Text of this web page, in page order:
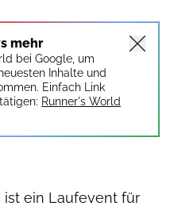
mehr
bei Google, um
Inhalte und
Einfach Link
Runner's World
ist ein Laufevent für